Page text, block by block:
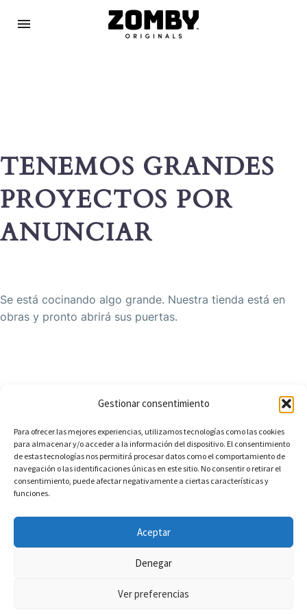
Gestionar consentimiento
Para ofrecer las mejores experiencias, utilizamos tecnologías como las cookies
para almacenar y/o acceder a la información del dispositivo. El consentimiento
de estas tecnologías nos permitirá procesar datos como el comportamiento de
navegación o las identificaciones únicas en este sitio. No consentir o retirar el
consentimiento, puede afectar negativamente a ciertas características y
funciones.
Aceptar
Denegar
Ver preferencias
TENEMOS GRANDES
PROYECTOS POR
ANUNCIAR
Se está cocinando algo grande. Nuestra tienda está en
obras y pronto abrirá sus puertas.
Aviso Legal
Política de Privacidad
Política de Cookies
Accesibilidad